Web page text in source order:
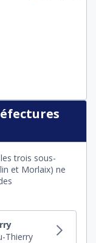
trois sous-
et Morlaix) ne
Thierry